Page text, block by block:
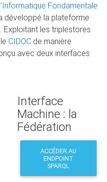
Fondamentale
développé la plateforme
Exploitant les triplestores
CIDOC de manière
avec deux interfaces
Interface
Machine : la
Fédération
ACCÉDER AU
ENDPOINT
SPARQL